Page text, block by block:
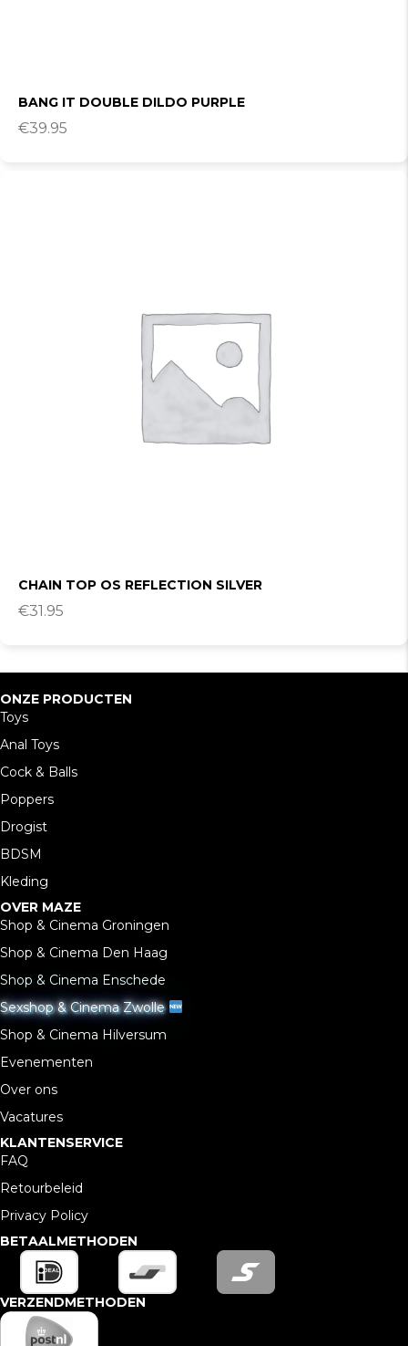
BANG IT DOUBLE DILDO PURPLE
€39.95
CHAIN TOP OS REFLECTION SILVER
€31.95
ONZE PRODUCTEN
Toys
Anal Toys
Cock & Balls
Poppers
Drogist
BDSM
Kleding
OVER MAZE
Shop & Cinema Groningen
Shop & Cinema Den Haag
Shop & Cinema Enschede
Sexshop & Cinema Zwolle
Shop & Cinema Hilversum
Evenementen
Over ons
Vacatures
KLANTENSERVICE
FAQ
Retourbeleid
Privacy Policy
BETAALMETHODEN
VERZENDMETHODEN